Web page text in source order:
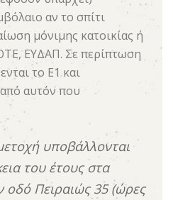
αν το σπίτι
μόνιμης κατοικίας ή
ΕΥΔΑΠ. Σε περίπτωση
το Ε1 και
αυτόν που
υποβάλλονται
του έτους στα
οδό Πειραιώς 35 (ώρες